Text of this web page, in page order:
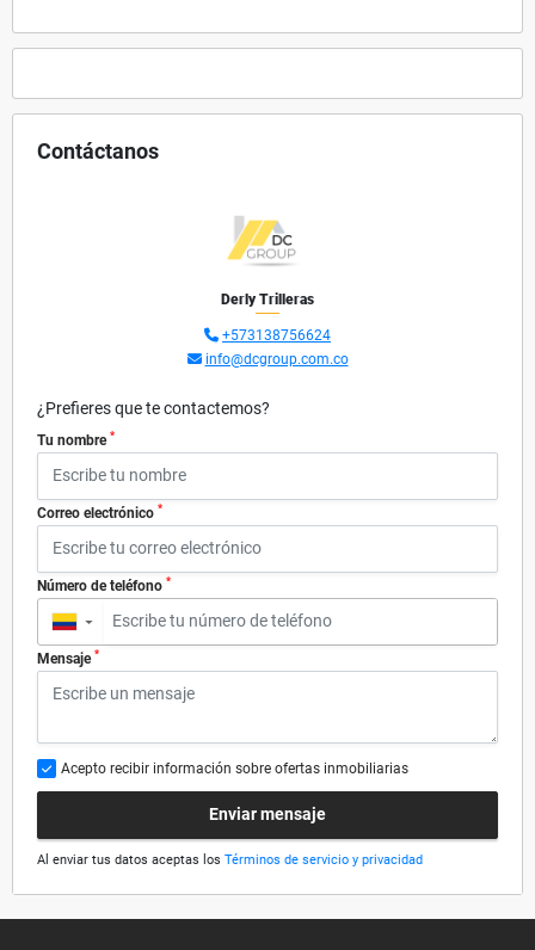
Contáctanos
Derly Trilleras
+573138756624
info@dcgroup.com.co
¿Prefieres que te contactemos?
Tu nombre *
Correo electrónico *
Número de teléfono *
▼
Mensaje *
Acepto recibir información sobre ofertas inmobiliarias
Enviar mensaje
Al enviar tus datos aceptas los Términos de servicio y privacidad